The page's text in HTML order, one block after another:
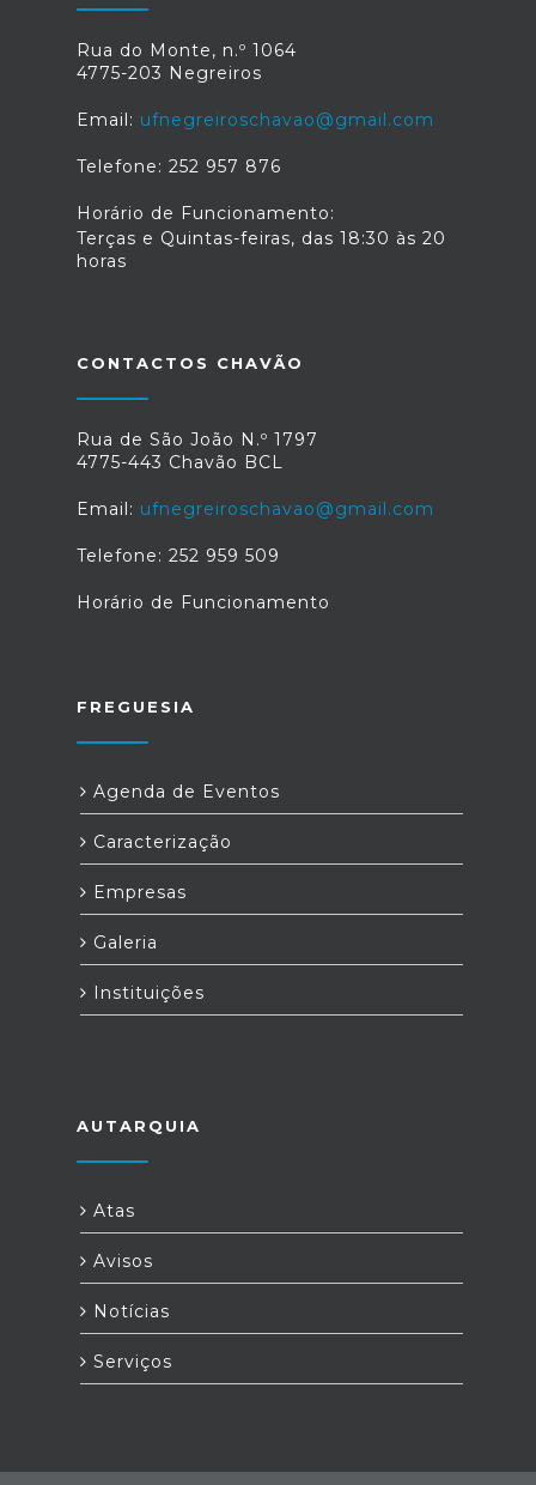
Rua do Monte, n.º 1064
4775-203 Negreiros
Email: ufnegreiroschavao@gmail.com
Telefone: 252 957 876
Horário de Funcionamento:
Terças e Quintas-feiras, das 18:30 às 20
horas
CONTACTOS CHAVÃO
Rua de São João N.º 1797
4775-443 Chavão BCL
Email: ufnegreiroschavao@gmail.com
Telefone: 252 959 509
Horário de Funcionamento
FREGUESIA
Agenda de Eventos
Caracterização
Empresas
Galeria
Instituições
AUTARQUIA
Atas
Avisos
Notícias
Serviços